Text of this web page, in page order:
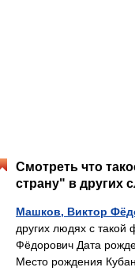
Смотреть что
страну" в других
Машков, Виктор
других людях с
Фёдорович Дата
Место рождения